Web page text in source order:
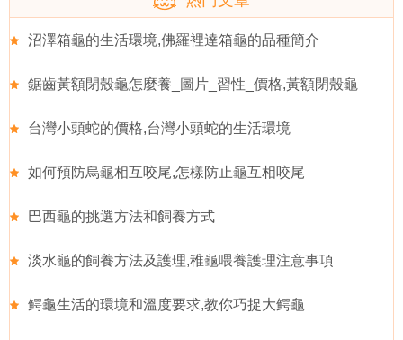
沼澤箱龜的生活環境,佛羅裡達箱龜的品種簡介
鋸齒黃額閉殼龜怎麼養_圖片_習性_價格,黃額閉殼龜
台灣小頭蛇的價格,台灣小頭蛇的生活環境
如何預防烏龜相互咬尾,怎樣防止龜互相咬尾
巴西龜的挑選方法和飼養方式
淡水龜的飼養方法及護理,稚龜喂養護理注意事項
鳄龜生活的環境和溫度要求,教你巧捉大鳄龜